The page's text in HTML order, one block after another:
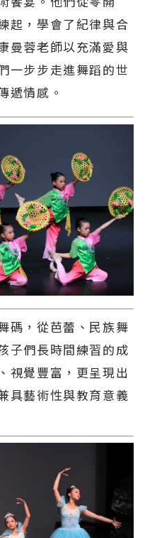
起，學會了紀律與合
曼蓉老師以充滿愛與
一步步走進舞蹈的世
遞情感。
碼，從芭蕾、民族舞
子們長時間練習的成
視覺豐富，更呈現出
具藝術性與教育意義